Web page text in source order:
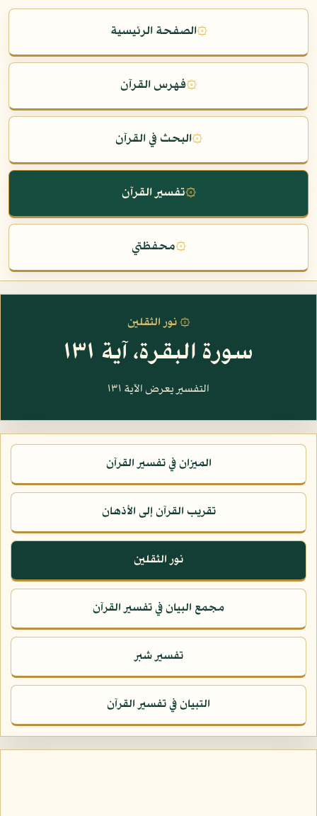
۞الصفحة الرئيسية
۞فهرس القرآن
۞البحث في القرآن
۞تفسير القرآن
۞محفظتي
۞ نور الثقلين
سورة البقرة، آية ١٣١
التفسير يعرض الآية ١٣١
الميزان في تفسير القرآن
تقريب القرآن إلى الأذهان
نور الثقلين
مجمع البيان في تفسير القرآن
تفسير شبر
التبيان في تفسير القرآن